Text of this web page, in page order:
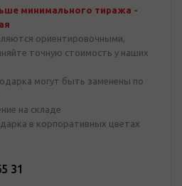
минимального тиража -
ориентировочными,
точную стоимость у наших
могут быть заменены по
на складе
в корпоративных цветах
31